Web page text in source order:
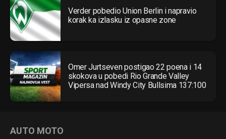
Verder pobedio Union Berlin i napravio
korak ka izlasku iz opasne zone
Omer Jurtseven postigao 22 poena i 14
skokova u pobedi Rio Grande Valley
Vipersa nad Windy City Bullsima 137:100
AUTO MOTO